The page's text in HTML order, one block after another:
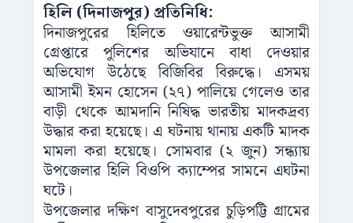
হিলি (দিনাজপুর) প্রতিনিধি:
দিনাজপুরের হিলিতে ওয়ারেন্টভুক্ত আসামী
গ্রেপ্তারে পুলিশের অভিযানে বাধা দেওয়ার
অভিযোগ উঠেছে বিজিবির বিরুদ্ধে। এসময়
আসামী ইমন হোসেন (২৭) পালিয়ে গেলেও তার
বাড়ী থেকে আমদানি নিষিদ্ধ ভারতীয় মাদকদ্রব্য
উদ্ধার করা হয়েছে। এ ঘটনায় থানায় একটি মাদক
মামলা করা হয়েছে। সোমবার (২ জুন) সন্ধ্যায়
উপজেলার হিলি বিওপি ক্যাম্পের সামনে এঘটনা
ঘটে।
উপজেলার দক্ষিণ বাসুদেবপুরের চুড়িপট্টি গ্রামের